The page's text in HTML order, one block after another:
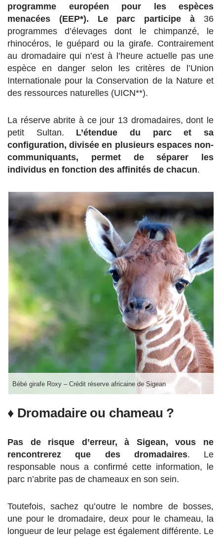
programme européen pour les espèces
menacées (EEP*). Le parc participe à 36
programmes d’élevages dont le chimpanzé, le
rhinocéros, le guépard ou la girafe. Contrairement
au dromadaire qui n’est à l’heure actuelle pas une
espèce en danger selon les critères de l’Union
Internationale pour la Conservation de la Nature et
des ressources naturelles (UICN**).
La réserve abrite à ce jour 13 dromadaires, dont le
petit Sultan. L’étendue du parc et sa
configuration, divisée en plusieurs espaces non-
communiquants, permet de séparer les
individus en fonction des affinités de chacun.
Bébé girafe Roxy – Crédit réserve africaine de Sigean
♦ Dromadaire ou chameau ?
Pas de risque d’erreur, à Sigean, vous ne
rencontrerez que des dromadaires. Le
responsable nous a confirmé cette information, le
parc n’abrite pas de chameaux en son sein.
Toutefois, sachez qu’outre le nombre de bosses,
une pour le dromadaire, deux pour le chameau, la
longueur de leur pelage est également différente. Le